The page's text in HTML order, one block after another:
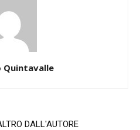
Quintavalle
DALL'AUTORE